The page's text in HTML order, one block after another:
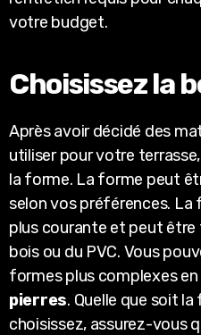
votre budget.
Choisissez la
Après avoir décidé des
utiliser pour votre
la forme. La forme peut
selon vos préférences.
plus courante et peut
bois ou du PVC. Vous
formes plus complexes
pierres. Quelle que soit
choisissez, assurez-vous